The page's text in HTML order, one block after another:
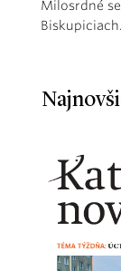
Milosrdné
Biskupiciach.